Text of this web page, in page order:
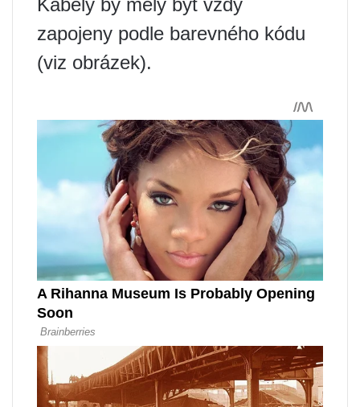
Kabely by měly být vždy
zapojeny podle barevného kódu
(viz obrázek).